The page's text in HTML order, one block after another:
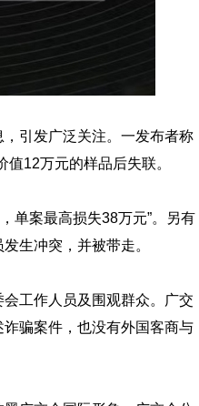
引发广泛关注。一发布者称
12万元的样品后失联。
单案最高损失38万元”。另有
生冲突，并被带走。
工作人员及围观群众。广交
骗案件，也没有外国客商与